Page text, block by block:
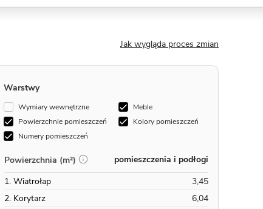
Jak wygląda proces zmian
Warstwy
Wymiary wewnętrzne
Meble
Powierzchnie pomieszczeń
Kolory pomieszczeń
Numery pomieszczeń
Powierzchnia (m²)
pomieszczenia i podłogi
1. Wiatrołap
3,45
2. Korytarz
6,04